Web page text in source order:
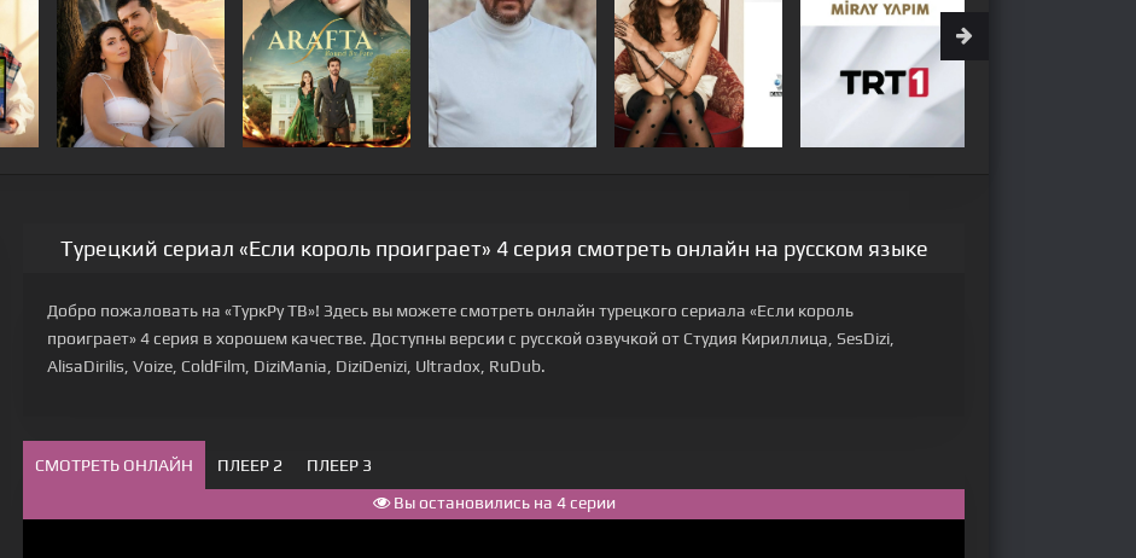
Турецкий сериал «Если король проиграет» 4 серия смотреть онлайн на русском языке
Добро пожаловать на «ТуркРу ТВ»! Здесь вы можете смотреть онлайн турецкого сериала «Если король
проиграет» 4 серия в хорошем качестве. Доступны версии с русской озвучкой от Студия Кириллица, SesDizi,
AlisaDirilis, Voize, ColdFilm, DiziMania, DiziDenizi, Ultradox, RuDub.
СМОТРЕТЬ ОНЛАЙН ПЛЕЕР 2
ПЛЕЕР 3
Вы остановились на 4 серии